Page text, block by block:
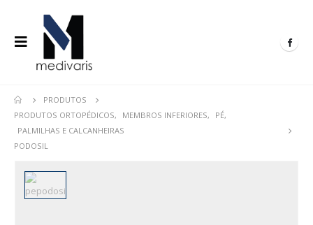
PRODUTOS
PRODUTOS ORTOPÉDICOS, MEMBROS INFERIORES, PÉ,
PALMILHAS E CALCANHEIRAS
PODOSIL